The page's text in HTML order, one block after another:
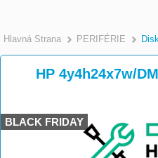
Hlavná Strana >
PERIFÉRIE
HP 4y4h24x7w/
BLACK FRIDAY